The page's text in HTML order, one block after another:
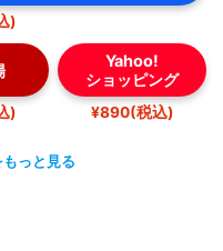
)
)
Yahoo!
ショッピング
¥890(税込)
っと見る